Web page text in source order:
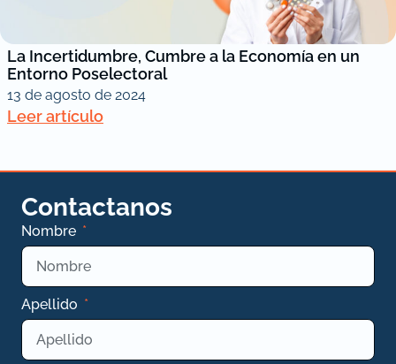
La Incertidumbre, Cumbre a la Economía en un
Entorno Poselectoral
13 de agosto de 2024
Leer artículo
Contactanos
Nombre
Apellido